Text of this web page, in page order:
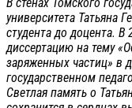
университета Татьяна
студента до доцента. В
диссертацию на тему
заряженных частиц» в
государственном
Светлая память о